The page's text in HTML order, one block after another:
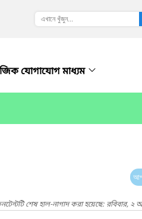
যোগাযোগ মাধ্যম
শেষ হাল-নাগাদ করা হয়েছে: রবিবার,